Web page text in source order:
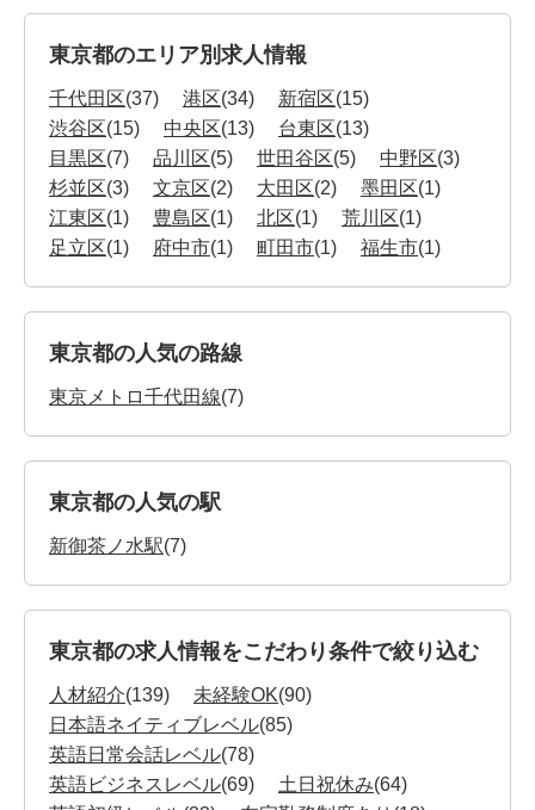
東京都のエリア別求人情報
千代田区(37) 港区(34) 新宿区(15)
渋谷区(15) 中央区(13) 台東区(13)
目黒区(7) 品川区(5) 世田谷区(5) 中野区(3)
杉並区(3) 文京区(2) 大田区(2) 墨田区(1)
江東区(1) 豊島区(1) 北区(1) 荒川区(1)
足立区(1) 府中市(1) 町田市(1) 福生市(1)
東京都の人気の路線
東京メトロ千代田線(7)
東京都の人気の駅
新御茶ノ水駅(7)
東京都の求人情報をこだわり条件で絞り込む
人材紹介(139) 未経験OK(90)
日本語ネイティブレベル(85)
英語日常会話レベル(78)
英語ビジネスレベル(69) 土日祝休み(64)